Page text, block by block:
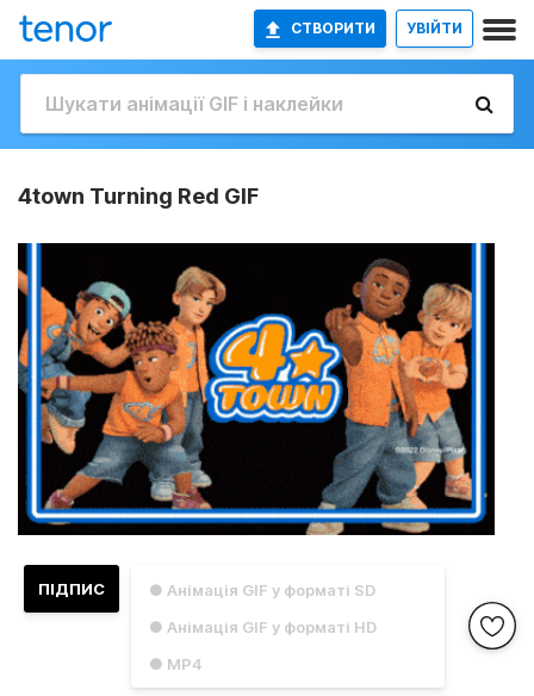
СТВОРИТИ УВІЙТИ
4town Turning Red GIF
● Анімація GIF у форматі SD
● Анімація GIF у форматі HD
● MP4
ПІДПИС